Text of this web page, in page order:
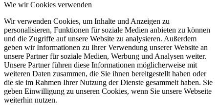
Wie wir Cookies verwenden
Wir verwenden Cookies, um Inhalte und Anzeigen zu
personalisieren, Funktionen für soziale Medien anbieten zu können
und die Zugriffe auf unsere Website zu analysieren. Außerdem
geben wir Informationen zu Ihrer Verwendung unserer Website an
unsere Partner für soziale Medien, Werbung und Analysen weiter.
Unsere Partner führen diese Informationen möglicherweise mit
weiteren Daten zusammen, die Sie ihnen bereitgestellt haben oder
die sie im Rahmen Ihrer Nutzung der Dienste gesammelt haben. Sie
geben Einwilligung zu unseren Cookies, wenn Sie unsere Webseite
weiterhin nutzen.